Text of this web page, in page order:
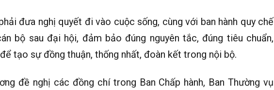
đưa nghị quyết đi vào cuộc sống, cùng với ban hành quy chế
bộ sau đại hội, đảm bảo đúng nguyên tắc, đúng tiêu chuẩn,
tạo sự đồng thuận, thống nhất, đoàn kết trong nội bộ.
đề nghị các đồng chí trong Ban Chấp hành, Ban Thường vụ